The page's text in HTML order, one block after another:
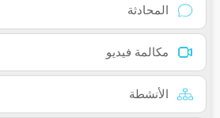
المحادثة
مكالمة فيديو
الأنشطة